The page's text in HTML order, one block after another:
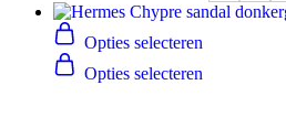
Opties selecteren
Opties selecteren